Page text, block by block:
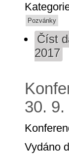
Pozvánky
Číst
2017
30. 9.
Vydáno